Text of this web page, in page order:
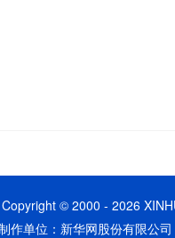
Copyright © 2000 - 2026
作单位：新华网股份有限